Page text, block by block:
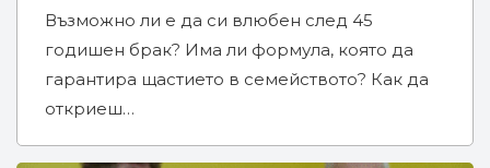
Възможно ли е да си влюбен след 45
годишен брак? Има ли формула, която да
гарантира щастието в семейството? Как да
откриеш…